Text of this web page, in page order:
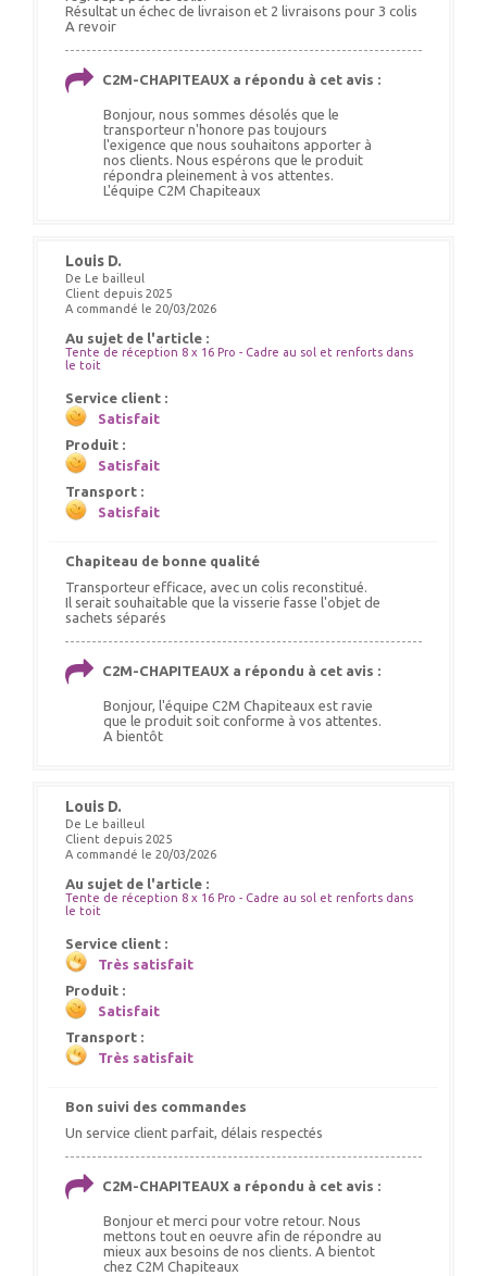
Résultat un échec de livraison et 2 livraisons pour 3 colis
A revoir
C2M-CHAPITEAUX a répondu à cet avis :
Bonjour, nous sommes désolés que le
transporteur n'honore pas toujours
l'exigence que nous souhaitons apporter à
nos clients. Nous espérons que le produit
répondra pleinement à vos attentes.
L'équipe C2M Chapiteaux
Louis D.
De Le bailleul
Client depuis 2025
A commandé le 20/03/2026
Au sujet de l'article :
Tente de réception 8 x 16 Pro - Cadre au sol et renforts dans
le toit
Service client :
Satisfait
Produit :
Satisfait
Transport :
Satisfait
Chapiteau de bonne qualité
Transporteur efficace, avec un colis reconstitué.
Il serait souhaitable que la visserie fasse l'objet de
sachets séparés
C2M-CHAPITEAUX a répondu à cet avis :
Bonjour, l'équipe C2M Chapiteaux est ravie
que le produit soit conforme à vos attentes.
A bientôt
Louis D.
De Le bailleul
Client depuis 2025
A commandé le 20/03/2026
Au sujet de l'article :
Tente de réception 8 x 16 Pro - Cadre au sol et renforts dans
le toit
Service client :
Très satisfait
Produit :
Satisfait
Transport :
Très satisfait
Bon suivi des commandes
Un service client parfait, délais respectés
C2M-CHAPITEAUX a répondu à cet avis :
Bonjour et merci pour votre retour. Nous
mettons tout en oeuvre afin de répondre au
mieux aux besoins de nos clients. A bientot
chez C2M Chapiteaux